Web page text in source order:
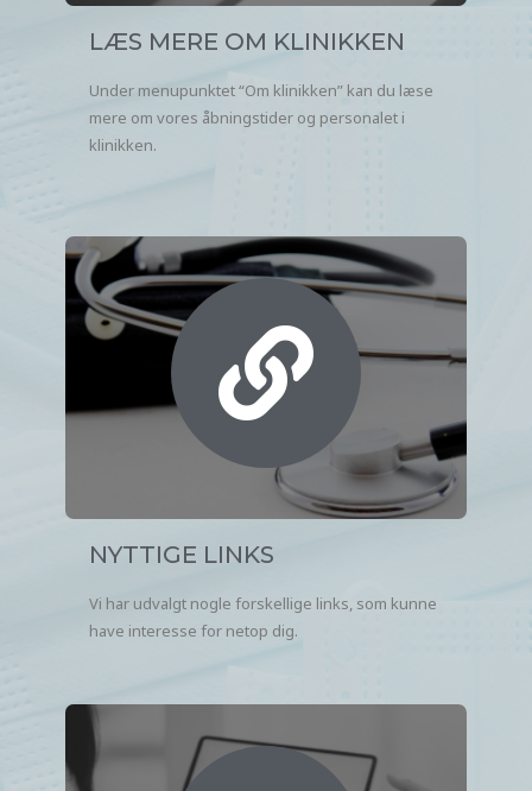
LÆS MERE OM KLINIKKEN
Under menupunktet “Om klinikken” kan du læse
mere om vores åbningstider og personalet i
klinikken.
NYTTIGE LINKS
Vi har udvalgt nogle forskellige links, som kunne
have interesse for netop dig.